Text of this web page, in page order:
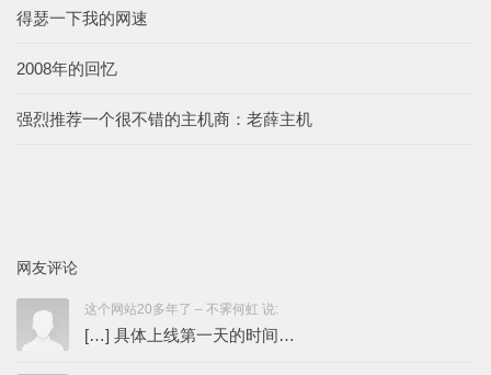
得瑟一下我的网速
2008年的回忆
强烈推荐一个很不错的主机商：老薛主机
网友评论
这个网站20多年了 – 不霁何虹 说:
[…] 具体上线第一天的时间…